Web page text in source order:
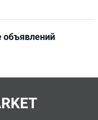
объявлений